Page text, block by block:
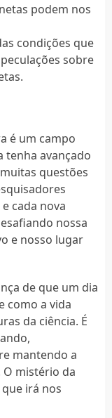
podem nos
condições que
sobre
é um campo
tenha avançado
questões
cada nova
nossa
e nosso lugar
de que um dia
como a vida
da ciência. É
mantendo a
mistério da
irá nos